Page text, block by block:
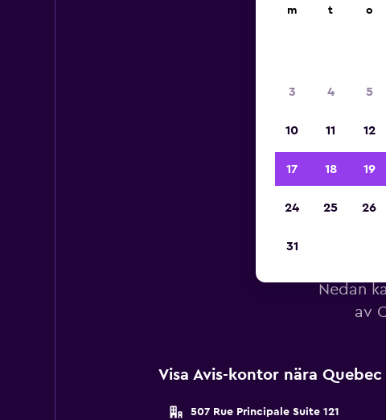
Nedan
av
Visa Avis-kontor nära
507 Rue Principale Suite 121
m t o
3 4 5
10 11 12
17 18 19
24 25 26
31